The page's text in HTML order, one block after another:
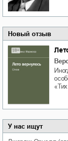
Новый отзыв
У нас ищут